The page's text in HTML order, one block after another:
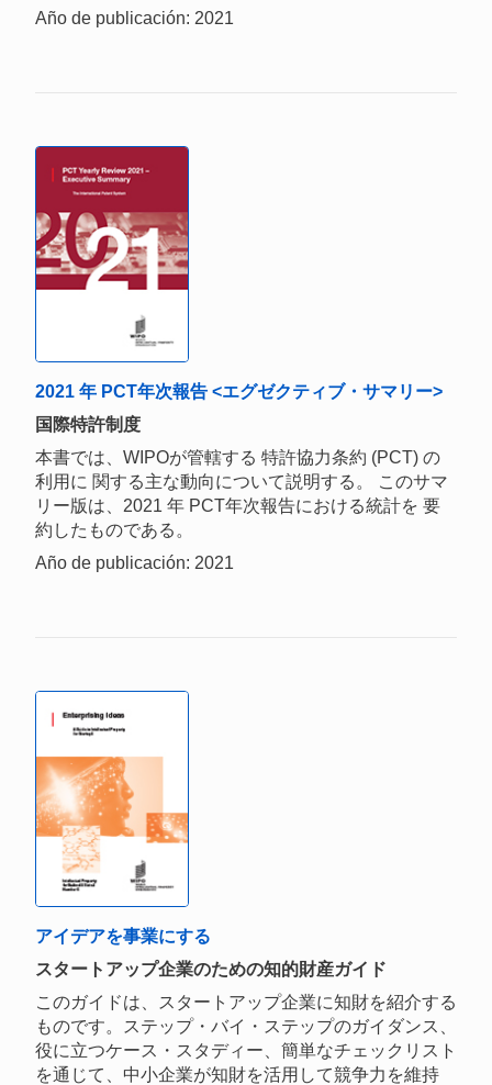
Año de publicación: 2021
2021 年 PCT年次報告 <エグゼクティブ・サマリー>
国際特許制度
本書では、WIPOが管轄する 特許協力条約 (PCT) の
利用に 関する主な動向について説明する。 このサマ
リー版は、2021 年 PCT年次報告における統計を 要
約したものである。
Año de publicación: 2021
アイデアを事業にする
スタートアップ企業のための知的財産ガイド
このガイドは、スタートアップ企業に知財を紹介する
ものです。ステップ・バイ・ステップのガイダンス、
役に立つケース・スタディー、簡単なチェックリスト
を通じて、中小企業が知財を活用して競争力を維持